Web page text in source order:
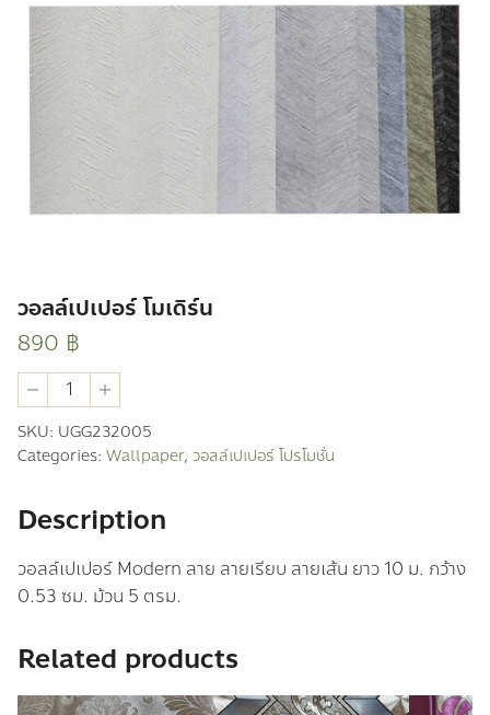
วอลล์เปเปอร์ โมเดิร์น
890 ฿
วอ
ลล์
เปเปอร์
โม
เดิร์น
SKU: UGG232005
Categories: Wallpaper, วอลล์เปเปอร์ โปรโมชั่น
Description
วอลล์เปเปอร์ Modern ลาย ลายเรียบ ลายเส้น ยาว 10 ม. กว้าง
0.53 ซม. ม้วน 5 ตรม.
Related products